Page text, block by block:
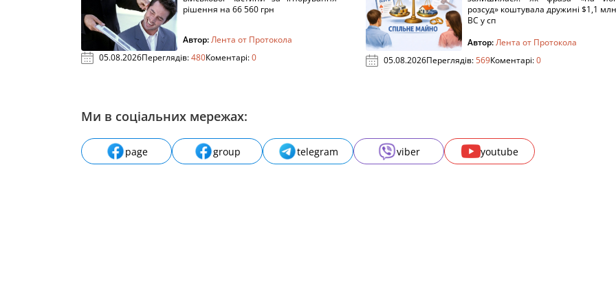
рішення на 66 560 грн
Автор:Лента от Протокола
05.08.2026Переглядів:480Коментарі:0
розсуд» коштувала дружині $1,1
ВС у сп
Автор:Лента от Протокола
05.08.2026Переглядів:569Коментарі:0
Ми в соціальних мережах:
page group telegram viber youtube